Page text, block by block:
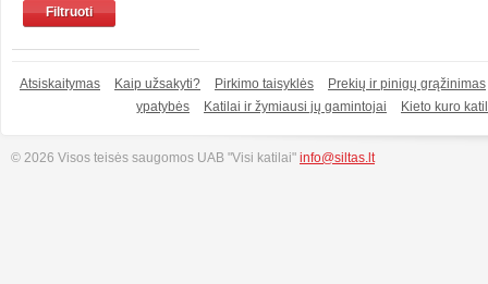
Filtruoti
Atsiskaitymas Kaip užsakyti? Pirkimo taisyklės
Prekių ir pinigų grąžinimas
ypatybės
Katilai ir žymiausi jų gamintojai Kieto kuro
© 2026 Visos teisės saugomos UAB "Visi katilai" info@siltas.lt